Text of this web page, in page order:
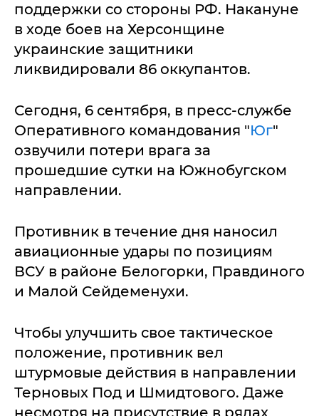
поддержки со стороны РФ. Накануне
в ходе боев на Херсонщине
украинские защитники
ликвидировали 86 оккупантов.
Сегодня, 6 сентября, в пресс-службе
Оперативного командования "Юг"
озвучили потери врага за
прошедшие сутки на Южнобугском
направлении.
Противник в течение дня наносил
авиационные удары по позициям
ВСУ в районе Белогорки, Правдиного
и Малой Сейдеменухи.
Чтобы улучшить свое тактическое
положение, противник вел
штурмовые действия в направлении
Терновых Под и Шмидтового. Даже
несмотря на присутствие в рядах